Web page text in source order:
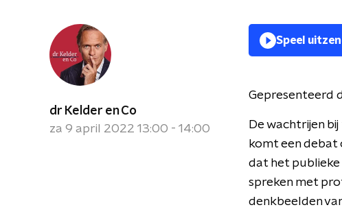
dr Kelder en Co
za 9 april 2022 13:00 - 14:00
Speel
Gepresenteerd
De wachtrijen
komt een debat
dat het
spreken met
denkbeelden